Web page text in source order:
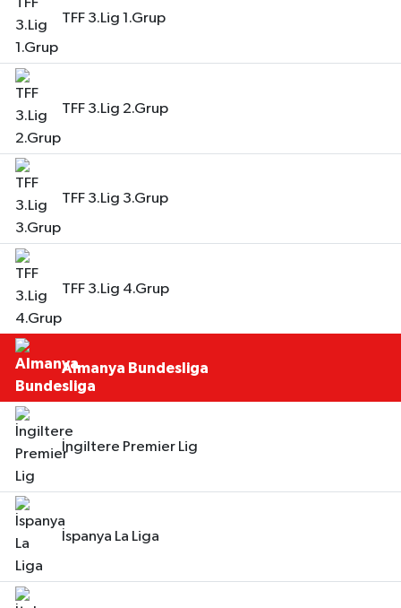
TFF 3.Lig 1.Grup
TFF 3.Lig 2.Grup
TFF 3.Lig 3.Grup
TFF 3.Lig 4.Grup
Almanya Bundesliga
İngiltere Premier Lig
İspanya La Liga